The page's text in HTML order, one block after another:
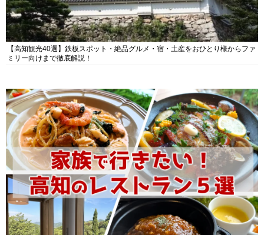
【高知観光40選】鉄板スポット・絶品グルメ・宿・土産をおひとり様からファ
ミリー向けまで徹底解説！